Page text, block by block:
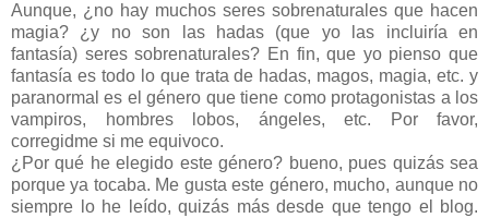
Aunque, ¿no hay muchos seres sobrenaturales que hacen
magia? ¿y no son las hadas (que yo las incluiría en
fantasía) seres sobrenaturales? En fin, que yo pienso que
fantasía es todo lo que trata de hadas, magos, magia, etc. y
paranormal es el género que tiene como protagonistas a los
vampiros, hombres lobos, ángeles, etc. Por favor,
corregidme si me equivoco.
¿Por qué he elegido este género? bueno, pues quizás sea
porque ya tocaba. Me gusta este género, mucho, aunque no
siempre lo he leído, quizás más desde que tengo el blog.